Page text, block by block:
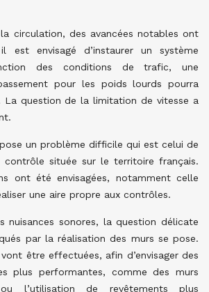
circulation, des avancées notables ont
est envisagé d’instaurer un système
des conditions de trafic, une
pour les poids lourds pourra
La question de la limitation de vitesse a
un problème difficile qui est celui de
contrôle située sur le territoire français.
ont été envisagées, notamment celle
une aire propre aux contrôles.
nuisances sonores, la question délicate
par la réalisation des murs se pose.
être effectuées, afin d’envisager des
plus performantes, comme des murs
ou l’utilisation de revêtements plus